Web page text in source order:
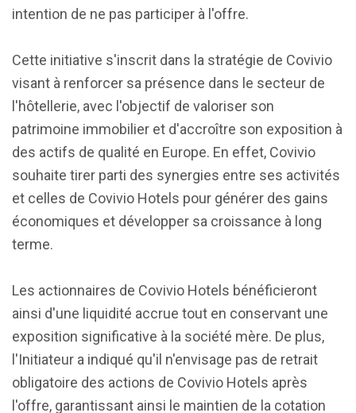
intention de ne pas participer à l'offre.
Cette initiative s'inscrit dans la stratégie de Covivio
visant à renforcer sa présence dans le secteur de
l'hôtellerie, avec l'objectif de valoriser son
patrimoine immobilier et d'accroître son exposition à
des actifs de qualité en Europe. En effet, Covivio
souhaite tirer parti des synergies entre ses activités
et celles de Covivio Hotels pour générer des gains
économiques et développer sa croissance à long
terme.
Les actionnaires de Covivio Hotels bénéficieront
ainsi d'une liquidité accrue tout en conservant une
exposition significative à la société mère. De plus,
l'Initiateur a indiqué qu'il n'envisage pas de retrait
obligatoire des actions de Covivio Hotels après
l'offre, garantissant ainsi le maintien de la cotation